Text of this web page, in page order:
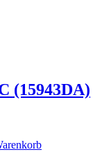
(15943DA)